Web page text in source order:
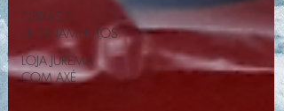
ORIXÁS E
ENSINAMENTOS
LOJA JUREMA
COM AXÉ